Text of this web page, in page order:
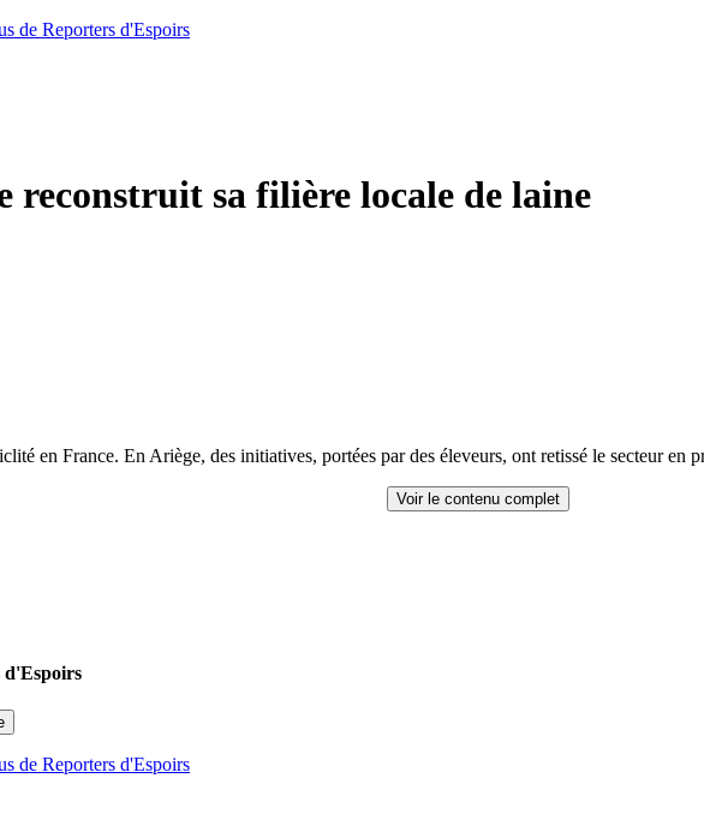
reconstruit sa filière locale de laine
en France. En Ariège, des initiatives, portées par des éleveurs, ont retissé le secteur en
Voir le contenu complet
d'Espoirs